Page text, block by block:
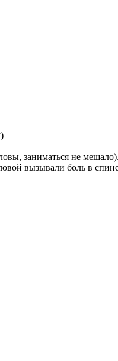
заниматься не мешало).
вызывали боль в